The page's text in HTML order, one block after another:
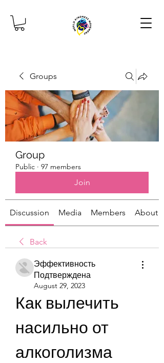
Groups
Group
Public · 97 members
Join
Discussion Media Members About
Back
Эффективность
Подтверждена
August 29, 2023
Как вылечить
насильно от
алкоголизма